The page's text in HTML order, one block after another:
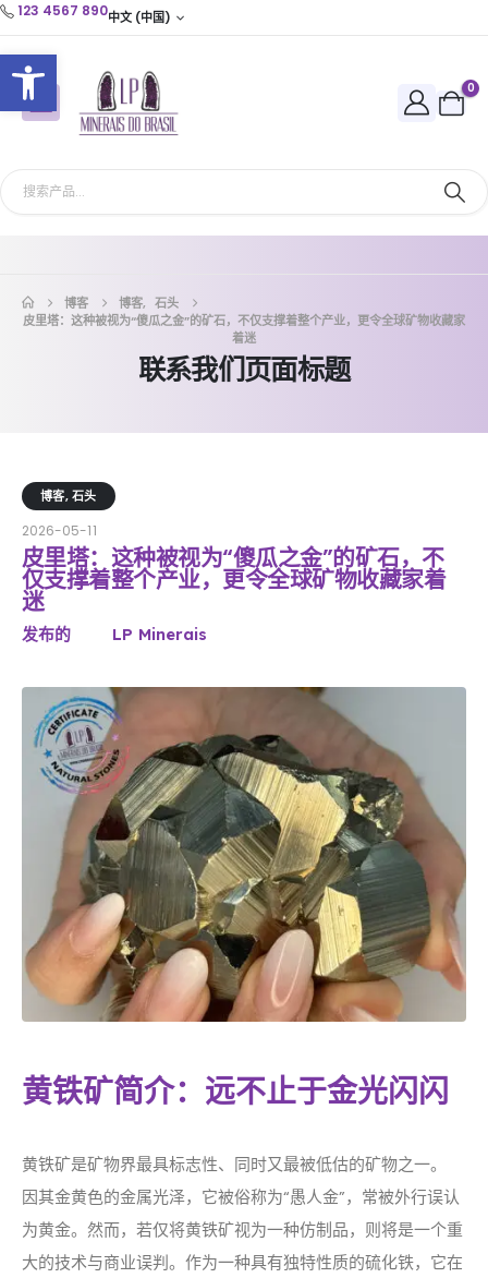
打开工具栏
123 4567 890中文 (中国)
0
博客 博客, 石头
皮里塔：这种被视为“傻瓜之金”的矿石，不仅支撑着整个产业，更令全球矿物收藏家
着迷
联系我们页面标题
博客,石头
2026-05-11
皮里塔：这种被视为“傻瓜之金”的矿石，不
仅支撑着整个产业，更令全球矿物收藏家着
迷
发布的 LP Minerais
黄铁矿简介：远不止于金光闪闪
黄铁矿是矿物界最具标志性、同时又最被低估的矿物之一。
因其金黄色的金属光泽，它被俗称为“愚人金”，常被外行误认
为黄金。然而，若仅将黄铁矿视为一种仿制品，则将是一个重
大的技术与商业误判。作为一种具有独特性质的硫化铁，它在